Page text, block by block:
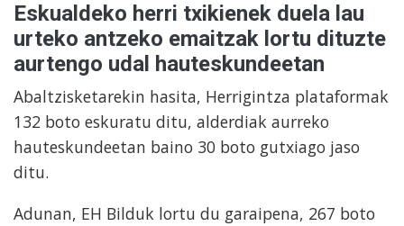
Eskualdeko herri txikienek duela lau
urteko antzeko emaitzak lortu dituzte
aurtengo udal hauteskundeetan
Abaltzisketarekin hasita, Herrigintza plataformak
132 boto eskuratu ditu, alderdiak aurreko
hauteskundeetan baino 30 boto gutxiago jaso
ditu.
Adunan, EH Bilduk lortu du garaipena, 267 boto